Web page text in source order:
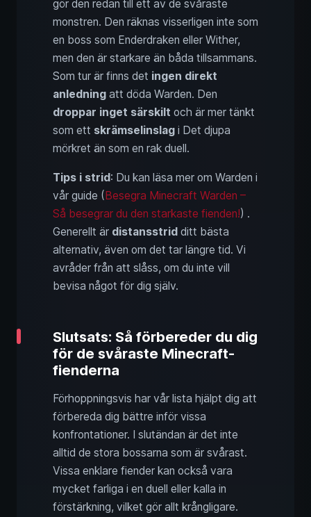
gör den redan till ett av de svåraste
monstren. Den räknas visserligen inte som
en boss som Enderdraken eller Wither,
men den är starkare än båda tillsammans.
Som tur är finns det ingen direkt
anledning att döda Warden. Den
droppar inget särskilt och är mer tänkt
som ett skrämselinslag i Det djupa
mörkret än som en rak duell.
Tips i strid: Du kan läsa mer om Warden i
vår guide (Besegra Minecraft Warden –
Så besegrar du den starkaste fienden!) .
Generellt är distansstrid ditt bästa
alternativ, även om det tar längre tid. Vi
avråder från att slåss, om du inte vill
bevisa något för dig själv.
Slutsats: Så förbereder du dig
för de svåraste Minecraft-
fienderna
Förhoppningsvis har vår lista hjälpt dig att
förbereda dig bättre inför vissa
konfrontationer. I slutändan är det inte
alltid de stora bossarna som är svårast.
Vissa enklare fiender kan också vara
mycket farliga i en duell eller kalla in
förstärkning, vilket gör allt krångligare.